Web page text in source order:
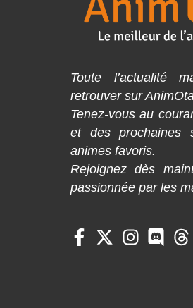
Toute l’actualité
retrouver sur
Tenez-vous au
et des prochaines
animes favoris.
Rejoignez dès
passionnée par les